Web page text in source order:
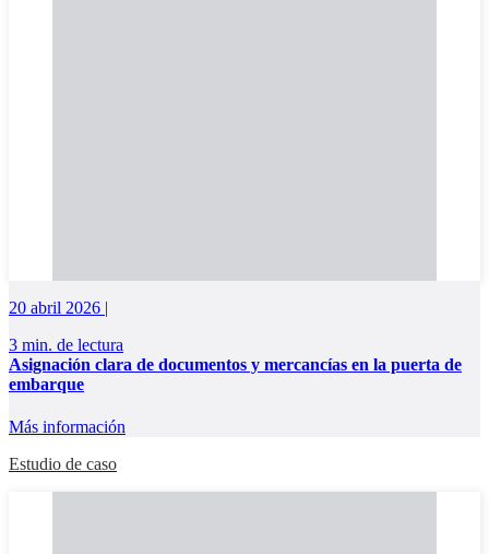
20 abril 2026 |
3 min. de lectura
Asignación clara de documentos y mercancías en la puerta de
embarque
Más información
Estudio de caso